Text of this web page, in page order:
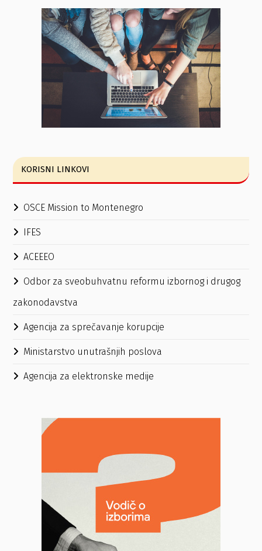
KORISNI LINKOVI
OSCE Mission to Montenegro
IFES
ACEEEO
Odbor za sveobuhvatnu reformu izbornog i drugog
zakonodavstva
Agencija za sprečavanje korupcije
Ministarstvo unutrašnjih poslova
Agencija za elektronske medije